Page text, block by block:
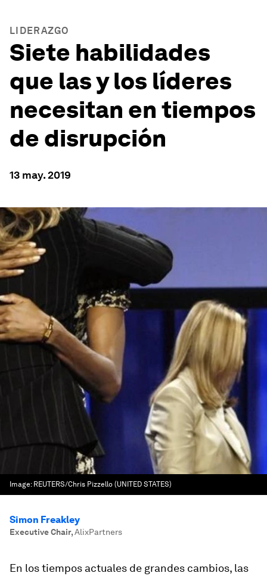
LIDERAZGO
Siete habilidades
que las y los líderes
necesitan en tiempos
de disrupción
13 may. 2019
Image: REUTERS/Chris Pizzello (UNITED STATES)
Simon Freakley
Executive Chair,AlixPartners
En los tiempos actuales de grandes cambios, las